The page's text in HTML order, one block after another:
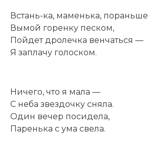
Встань-ка, маменька, пораньше
Вымой горенку песком,
Пойдет дролечка венчаться —
Я заплачу голоском.
Ничего, что я мала —
С неба звездочку сняла.
Один вечер посидела,
Паренька с ума свела.